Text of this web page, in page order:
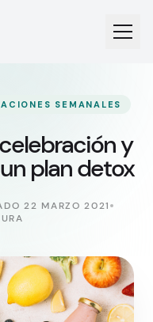
SEMANALES
y
plan detox
22 MARZO 2021